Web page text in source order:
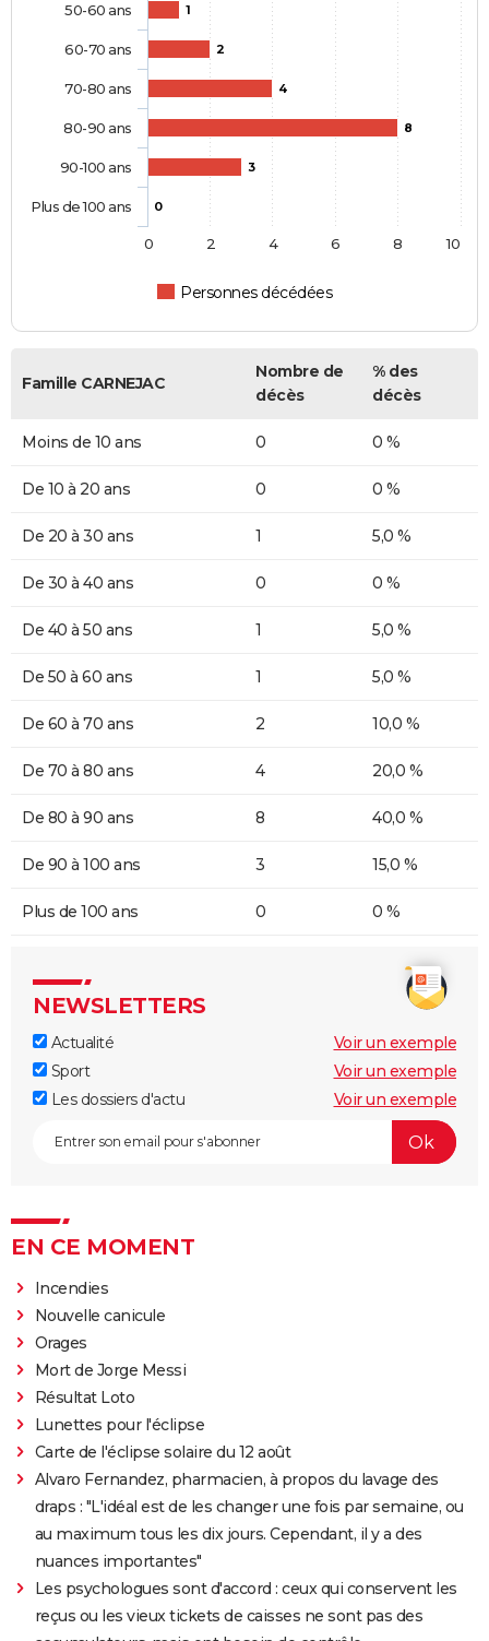
1
2
4
8
3
0
Personnes décédées
50-60 ans
60-70 ans
70-80 ans
80-90 ans
90-100 ans
Plus de 100 ans
0 2 4 6 8 10
Famille CARNEJAC
Nombre de
décès
% des
décès
Moins de 10 ans 0 0 %
De 10 à 20 ans 0 0 %
De 20 à 30 ans 1 5,0 %
De 30 à 40 ans 0 0 %
De 40 à 50 ans 1 5,0 %
De 50 à 60 ans 1 5,0 %
De 60 à 70 ans 2 10,0 %
De 70 à 80 ans 4 20,0 %
De 80 à 90 ans 8 40,0 %
De 90 à 100 ans 3 15,0 %
Plus de 100 ans 0 0 %
NEWSLETTERS
Actualité
Voir un exemple
Sport
Voir un exemple
Les dossiers d'actu
Voir un exemple
EN CE MOMENT
Incendies
Nouvelle canicule
Orages
Mort de Jorge Messi
Résultat Loto
Lunettes pour l'éclipse
Carte de l'éclipse solaire du 12 août
Alvaro Fernandez, pharmacien, à propos du lavage des
draps : "L'idéal est de les changer une fois par semaine, ou
au maximum tous les dix jours. Cependant, il y a des
nuances importantes"
Les psychologues sont d'accord : ceux qui conservent les
reçus ou les vieux tickets de caisses ne sont pas des